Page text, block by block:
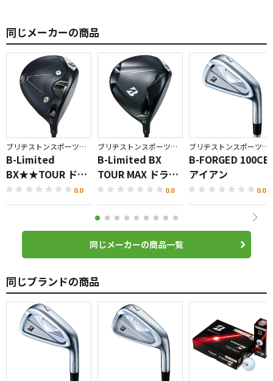
同じメーカーの商品
ブリヂストンスポーツ／BX
B-Limited
BX★★TOUR ドラ
イバー
0.0
ブリヂストンスポーツ／BX
B-Limited BX
TOUR MAX ドライ
バー
0.0
ブリヂストンスポーツ／BRIDGESTONE GOLF TOUR B
B-FORGED 100CB
アイアン
0.0
同じメーカーの商品一覧
同じブランドの商品